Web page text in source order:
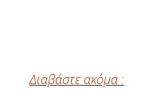
Διαβάστε ακόμα :